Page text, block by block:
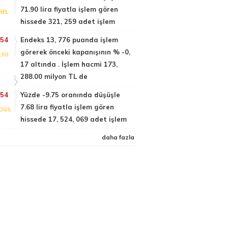
71.90 lira fiyatla işlem gören
hissede 321, 259 adet işlem
Endeks 13, 776 puanda işlem
görerek önceki kapanışının % -0,
17 altında . İşlem hacmi 173,
288.00 milyon TL de
Yüzde -9.75 oranında düşüşle
7.68 lira fiyatla işlem gören
hissede 17, 524, 069 adet işlem
daha fazla